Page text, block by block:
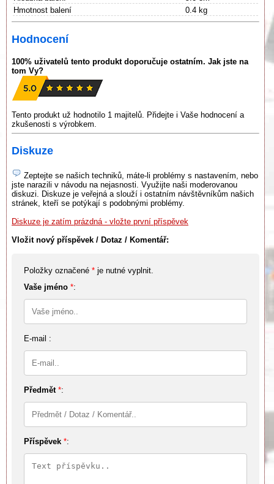
Hmotnost balení
0.4 kg
Hodnocení
100% uživatelů tento produkt doporučuje ostatním. Jak jste na
tom Vy?
Tento produkt už hodnotilo 1 majitelů. Přidejte i Vaše hodnocení a
zkušenosti s výrobkem.
Diskuze
Zeptejte se našich techniků, máte-li problémy s nastavením, nebo
jste narazili v návodu na nejasnosti. Využijte naši moderovanou
diskuzi. Diskuze je veřejná a slouží i ostatním návštěvníkům našich
stránek, kteří se potýkají s podobnými problémy.
Diskuze je zatím prázdná - vložte první příspěvek
Vložit nový příspěvek / Dotaz / Komentář:
Položky označené * je nutné vyplnit.
Vaše jméno *:
E-mail :
Předmět *:
Příspěvek *: